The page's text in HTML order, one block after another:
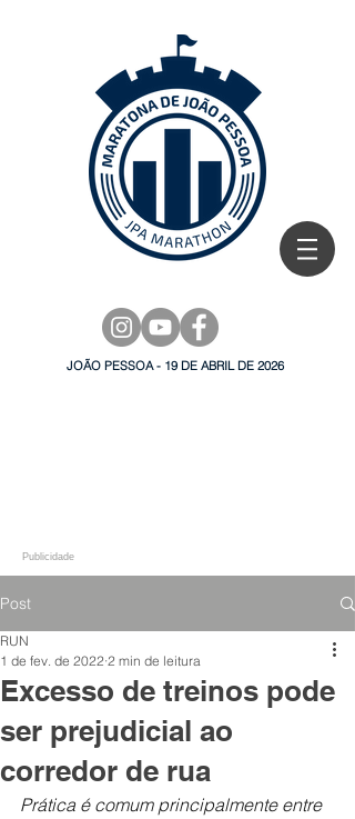
JOÃO PESSOA - 19 DE ABRIL DE 2026
Publicidade
Post
Excesso de treinos pode
ser prejudicial ao
corredor de rua
RUN
1 de fev. de 2022 2 min de leitura
Prática é comum principalmente entre